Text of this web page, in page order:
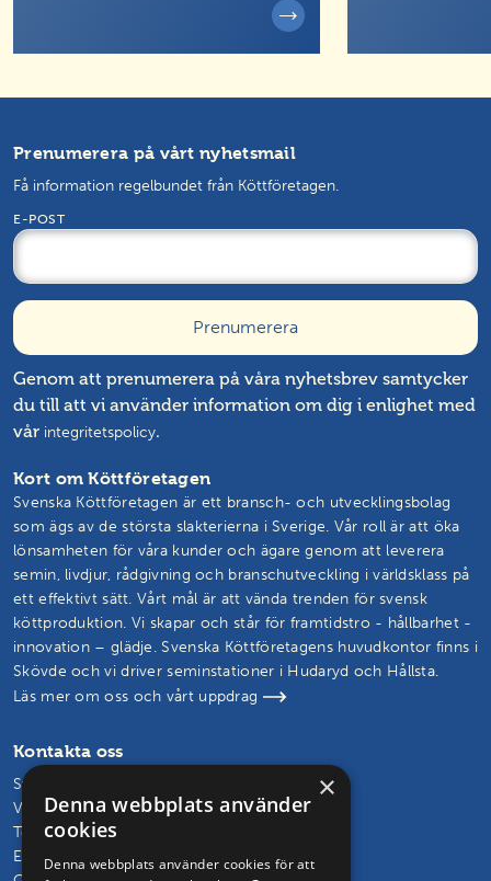
Prenumerera på vårt nyhetsmail
Få information regelbundet från Köttföretagen.
E-POST
Genom att prenumerera på våra nyhetsbrev samtycker
du till att vi använder information om dig i enlighet med
vår integritetspolicy.
Kort om Köttföretagen
Svenska Köttföretagen är ett bransch- och utvecklingsbolag
som ägs av de största slakterierna i Sverige. Vår roll är att öka
lönsamheten för våra kunder och ägare genom att leverera
semin, livdjur, rådgivning och branschutveckling i världsklass på
ett effektivt sätt. Vårt mål är att vända trenden för svensk
köttproduktion. Vi skapar och står för framtidstro - hållbarhet -
innovation – glädje. Svenska Köttföretagens huvudkontor finns i
Skövde och vi driver seminstationer i Hudaryd och Hållsta.
Läs mer om oss och vårt uppdrag
Kontakta oss
Svenska Köttföretagen AB
Vasagatan 29, 541 31 Skövde
Telefon: 0500 – 48 30 65
E-post:
info@kottforetagen.se
×
Denna webbplats använder
cookies
Denna webbplats använder cookies för att